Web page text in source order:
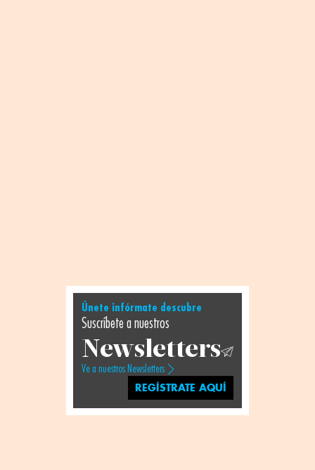
Únete infórmate descubre
Suscríbete a nuestros
Newsletters
Ve a nuestros Newsletters
REGÍSTRATE AQUÍ